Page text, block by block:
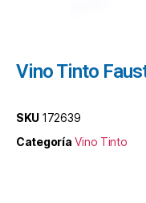
Vino Tinto
SKU 172639
Categoría Vino Tinto